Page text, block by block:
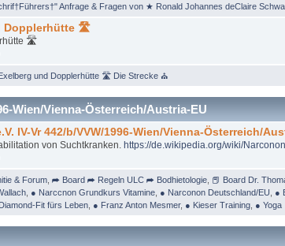
Anfrage & Fragen von ★ Ronald Johannes deClaire
Dopplerhütte 🛣
🛣
und Dopplerhütte 🛣 Die Strecke ⛪
Wien/Vienna-Österreich/Austria-EU
IV-Vr 442/b/VVW/1996-Wien/Vienna-Österreich/
von Suchtkranken. https://de.wikipedia.org/wiki/Narconon
& Forum, ➦ Board ➦ Regeln ULC ➦ Bodhietologie, 📕 Board Dr.
, ● Narccnon Grundkurs Vitamine, ● Narconon Deutschland/EU ●
Fit fürs Leben, ● Franz Anton Mesmer, ● Kieser Training, ● Yoga